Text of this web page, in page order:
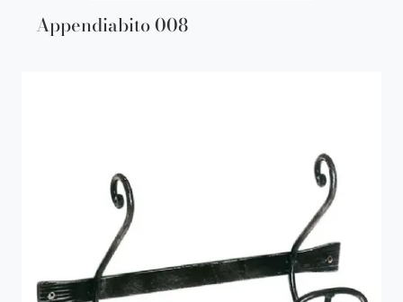
Appendiabito 008